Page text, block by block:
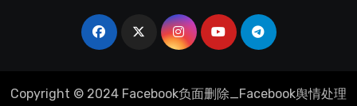
Copyright © 2024 Facebook负面删除_Facebook舆情处理